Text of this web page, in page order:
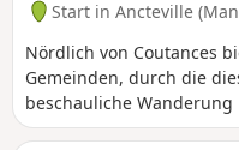
Start in Ancteville
Nördlich von Coutances
Gemeinden, durch die
beschauliche
Bocage-Landschaft.